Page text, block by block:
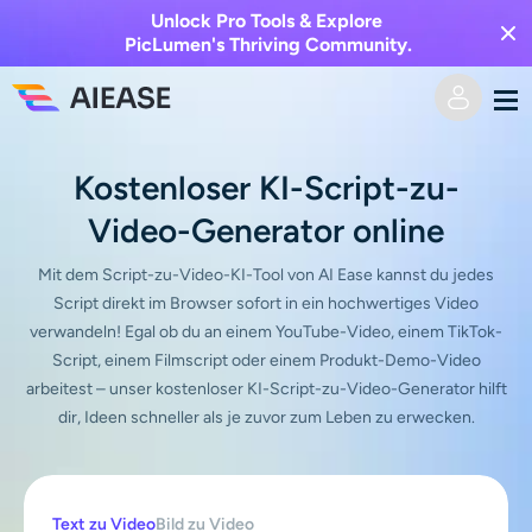
Unlock Pro Tools & Explore
PicLumen's Thriving Community.
KI-Video
Text zu Video
Bild zu Video
Videoeffekte
Videoeffekte
KI-Bild
Bild zu Bild
KI-Werkzeuge
Auszeichnung
Kostenloser KI-Script-zu-
Video-Generator online
Mit dem Script-zu-Video-KI-Tool von AI Ease kannst du jedes
Script direkt im Browser sofort in ein hochwertiges Video
verwandeln! Egal ob du an einem YouTube-Video, einem TikTok-
Script, einem Filmscript oder einem Produkt-Demo-Video
arbeitest – unser kostenloser KI-Script-zu-Video-Generator hilft
dir, Ideen schneller als je zuvor zum Leben zu erwecken.
Text zu VideoBild zu Video